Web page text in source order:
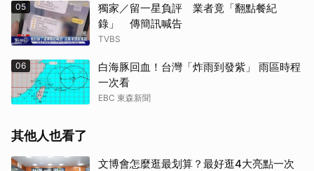
05
獨家／留一星負評 業者竟「翻點餐紀
錄」 傳簡訊喊告
TVBS
06
白海豚回血！台灣「炸雨到發紫」 雨區時程
一次看
EBC 東森新聞
其他人也看了
文博會怎麼逛最划算？最好逛4大亮點一次